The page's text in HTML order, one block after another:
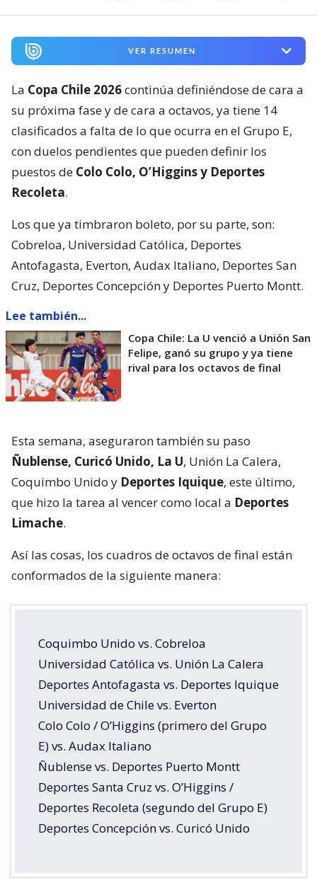
VER RESUMEN
La Copa Chile 2026continúa definiéndose de cara a
su próxima fase y de cara a octavos, ya tiene 14
clasificados a falta de lo que ocurra en el Grupo E,
con duelos pendientes que pueden definir los
puestos de Colo Colo, O’Higgins y Deportes
Recoleta.
Los que ya timbraron boleto, por su parte, son:
Cobreloa, Universidad Católica, Deportes
Antofagasta, Everton, Audax Italiano, Deportes San
Cruz, Deportes Concepción y Deportes Puerto Montt.
Lee también...
Copa Chile: La U venció a Unión San
Felipe, ganó su grupo y ya tiene
rival para los octavos de final
Esta semana, aseguraron también su paso
Ñublense, Curicó Unido, La U, Unión La Calera,
Coquimbo Unido y Deportes Iquique, este último,
que hizo la tarea al vencer como local a Deportes
Limache.
Así las cosas, los cuadros de octavos de final están
conformados de la siguiente manera:
Coquimbo Unido vs. Cobreloa
Universidad Católica vs. Unión La Calera
Deportes Antofagasta vs. Deportes Iquique
Universidad de Chile vs. Everton
Colo Colo / O’Higgins (primero del Grupo
E) vs. Audax Italiano
Ñublense vs. Deportes Puerto Montt
Deportes Santa Cruz vs. O’Higgins /
Deportes Recoleta (segundo del Grupo E)
Deportes Concepción vs. Curicó Unido